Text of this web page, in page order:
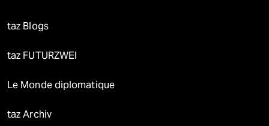
taz Blogs
taz FUTURZWEI
Le Monde diplomatique
taz Archiv